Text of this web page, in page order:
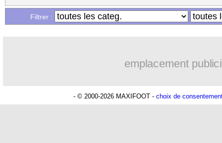
Filtrer :
emplacement
- © 2000-2026 MAXIFOOT - choix de